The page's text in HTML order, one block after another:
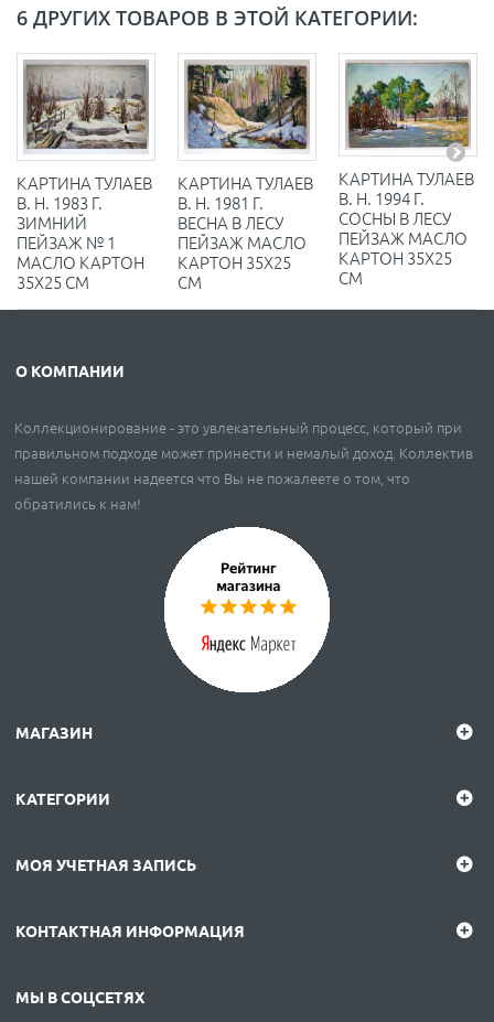
6 ДРУГИХ ТОВАРОВ В ЭТОЙ КАТЕГОРИИ:
КАРТИНА ТУЛАЕВ
В. Н. 1983 Г.
ЗИМНИЙ
ПЕЙЗАЖ № 1
МАСЛО КАРТОН
35Х25 СМ
КАРТИНА ТУЛАЕВ
В. Н. 1981 Г.
ВЕСНА В ЛЕСУ
ПЕЙЗАЖ МАСЛО
КАРТОН 35Х25
СМ
КАРТИНА ТУЛАЕВ
В. Н. 1994 Г.
СОСНЫ В ЛЕСУ
ПЕЙЗАЖ МАСЛО
КАРТОН 35Х25
СМ
О КОМПАНИИ
Коллекционирование - это увлекательный процесс, который при
правильном подходе может принести и немалый доход. Коллектив
нашей компании надеется что Вы не пожалеете о том, что
обратились к нам!
МАГАЗИН
КАТЕГОРИИ
МОЯ УЧЕТНАЯ ЗАПИСЬ
КОНТАКТНАЯ ИНФОРМАЦИЯ
МЫ В СОЦСЕТЯХ